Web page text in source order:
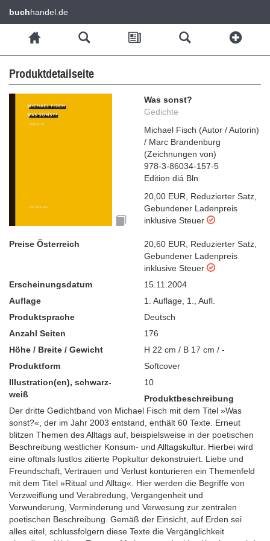
buchhandel.de
Produktdetailseite
Was sonst?
Gedichte
Michael Fisch (Autor / Autorin)
/ Marc Brandenburg
(Zeichnungen von)
978-3-86034-157-5
Edition diá Bln
20,00 EUR
Reduzierter Satz
Gebundener Ladenpreis
inklusive Steuer
Preise Österreich 20,60 EUR Reduzierter Satz
Gebundener Ladenpreis
inklusive Steuer
Erscheinungsdatum
15.11.2004
Auflage
1. Auflage 1., Aufl.
Produktsprache
Deutsch
Anzahl Seiten
176
Höhe / Breite / Gewicht
H 22 cm / B 17 cm / -
Produktform
Softcover
Illustration(en), schwarz-
weiß
10
Produktbeschreibung
Der dritte Gedichtband von Michael Fisch mit dem Titel »Was
sonst?«, der im Jahr 2003 entstand, enthält 60 Texte. Erneut
blitzen Themen des Alltags auf, beispielsweise in der poetischen
Beschreibung westlicher Konsum- und Alltagskultur. Hierbei wird
eine oftmals lustlos zitierte Popkultur dekonstruiert. Liebe und
Freundschaft, Vertrauen und Verlust konturieren ein Themenfeld
mit dem Titel »Ritual und Alltag«. Hier werden die Begriffe von
Verzweiflung und Verabredung, Vergangenheit und
Verwunderung, Verminderung und Verwesung zur zentralen
poetischen Beschreibung. Gemäß der Einsicht, auf Erden sei
alles eitel, schlussfolgern diese Texte die Vergänglichkeit